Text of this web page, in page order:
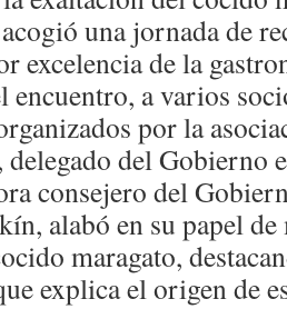
una jornada de
excelencia de la
encuentro, a varios
por la
delegado del Gobierno
consejero del
alabó en su papel
maragato,
explica el origen de